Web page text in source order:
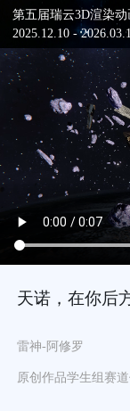
第五届瑞云3D渲染
2025.12.10 -
天诺，在你后
雷神-阿修罗
原创作品学生组赛道